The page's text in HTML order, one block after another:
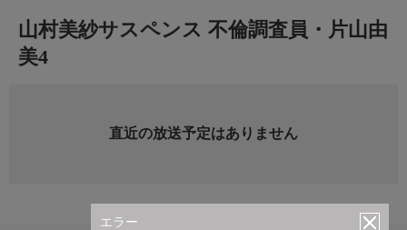
エラー
山村美紗サスペンス 不倫調査員・片山由
美4
直近の放送予定はありません